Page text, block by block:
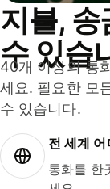
지불, 송
수 있습
40개 이상의 통
세요. 필요한 모
수 있습니다.
전 세계
통화를 한